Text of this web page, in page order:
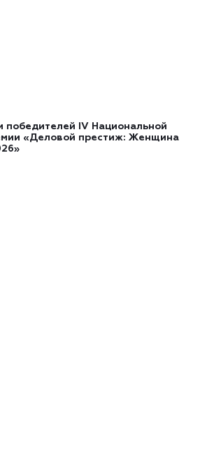
победителей IV Национальной
«Деловой престиж: Женщина